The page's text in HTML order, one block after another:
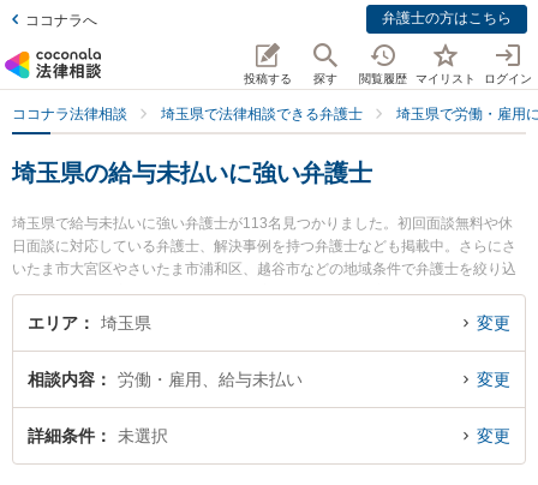
ココナラへ 弁護士の方はこちら
投稿する 探す 閲覧履歴 マイリスト ログイン
ココナラ法律相談 埼玉県で法律相談できる弁護士 埼玉県で労働・雇用
埼玉県の給与未払いに強い弁護士
埼玉県で給与未払いに強い弁護士が113名見つかりました。初回面談無料や休
日面談に対応している弁護士、解決事例を持つ弁護士なども掲載中。さらにさ
いたま市大宮区やさいたま市浦和区、越谷市などの地域条件で弁護士を絞り込
めます。労働・雇用に関係する不当解雇や退職勧奨、内定取消等の細かな分野
での絞り込み検索もでき便利です。特に弁護士法人平松剛法律事務所 大宮事務
強みなどが注目されています。『埼玉県で土日や夜間に発生した給与未払いの
トラブルを今すぐに弁護士に相談したい』『給与未払いのトラブル解決の実績
豊富な近くの弁護士を検索したい』『初回相談無料で給与未払いを法律相談で
エリア 埼玉県 変更
相談内容 労働・雇用、給与未払い 変更
詳細条件 未選択 変更